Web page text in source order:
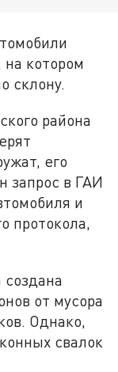
котором
склону.
района
его
запрос в ГАИ
и
протокола,
от мусора
Однако,
свалок